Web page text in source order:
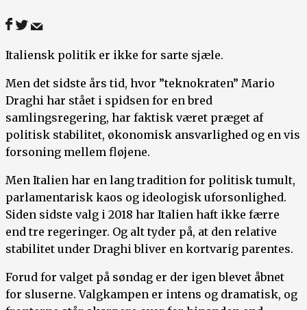
Italiensk politik er ikke for sarte sjæle.
Men det sidste års tid, hvor ”teknokraten” Mario
Draghi har stået i spidsen for en bred
samlingsregering, har faktisk været præget af
politisk stabilitet, økonomisk ansvarlighed og en vis
forsoning mellem fløjene.
Men Italien har en lang tradition for politisk tumult,
parlamentarisk kaos og ideologisk uforsonlighed.
Siden sidste valg i 2018 har Italien haft ikke færre
end tre regeringer. Og alt tyder på, at den relative
stabilitet under Draghi bliver en kortvarig parentes.
Forud for valget på søndag er der igen blevet åbnet
for sluserne. Valgkampen er intens og dramatisk, og